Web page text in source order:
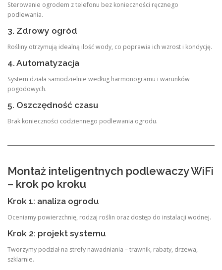
Sterowanie ogrodem z telefonu bez konieczności ręcznego
podlewania.
3. Zdrowy ogród
Rośliny otrzymują idealną ilość wody, co poprawia ich wzrost i kondycję.
4. Automatyzacja
System działa samodzielnie według harmonogramu i warunków
pogodowych.
5. Oszczędność czasu
Brak konieczności codziennego podlewania ogrodu.
Montaż inteligentnych podlewaczy WiFi
– krok po kroku
Krok 1: analiza ogrodu
Oceniamy powierzchnię, rodzaj roślin oraz dostęp do instalacji wodnej.
Krok 2: projekt systemu
Tworzymy podział na strefy nawadniania – trawnik, rabaty, drzewa,
szklarnie.